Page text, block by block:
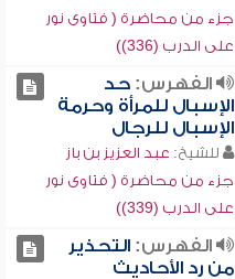
جزء من محاضرة ( فتاوى نور
على الدرب (336))
الفهرس:حد
الإسبال للمرأة وحرمة
الإسبال للرجال
للشيخ: عبد العزيز بن باز
جزء من محاضرة ( فتاوى نور
على الدرب (339))
الفهرس:التحذير
من رد الأحاديث